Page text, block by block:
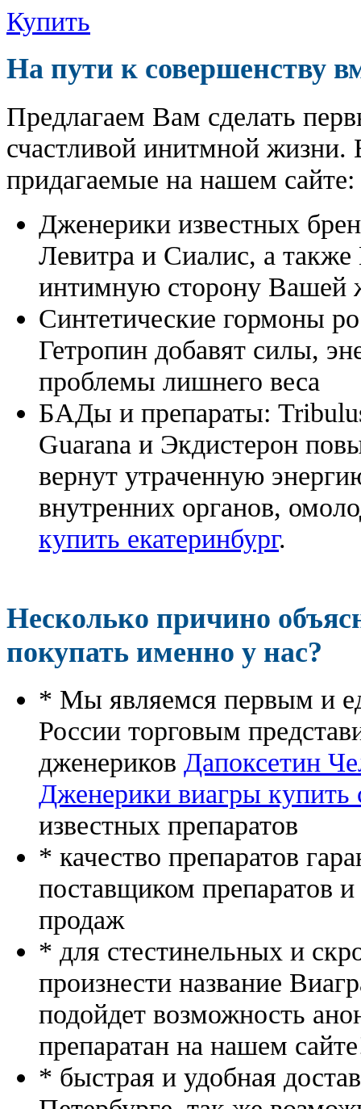
Купить
На пути к совершенству
Предлагаем Вам сделать
счастливой инитмной жизни.
придагаемые на нашем сайте:
Дженерики известных
Левитра и Сиалис, а
интимную сторону Вашей
Синтетические гормоны
Гетропин добавят силы,
проблемы лишнего веса
БАДы и препараты:
Guarana и Экдистерон
вернут утраченную
внутренних органов,
купить екатеринбург.
Несколько причино
покупать именно у нас?
* Мы являемся первым и
России торговым
дженериков Дапоксетин
Дженерики виагры купить
известных препаратов
* качество препаратов
поставщиком препаратов
продаж
* для стестинельных и
произнести название
подойдет возможность
препаратан на нашем
* быстрая и удобная